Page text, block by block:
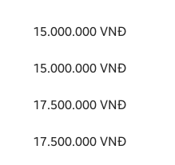
15.000.000 VNĐ
15.000.000 VNĐ
17.500.000 VNĐ
17.500.000 VNĐ